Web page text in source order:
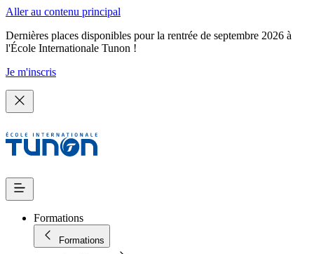
Aller au contenu principal
Dernières places disponibles pour la rentrée de septembre 2026 à
l'École Internationale Tunon !
Je m'inscris
Formations
Formations